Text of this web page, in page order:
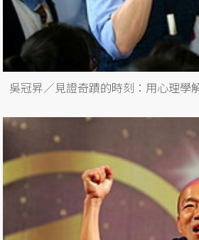
吳冠昇／見證奇蹟的時刻：用心理學